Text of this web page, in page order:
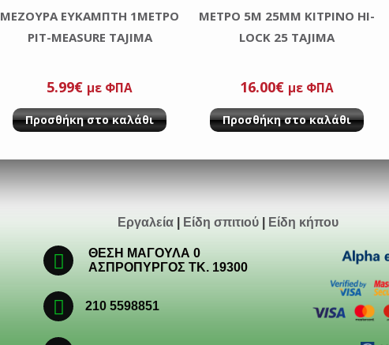
ΜΕΖΟΥΡΑ ΕΥΚΑΜΠΤΗ 1MΕΤΡΟ
PIT-MEASURE TAJIMA
5.99€ με ΦΠΑ
Προσθήκη στο καλάθι
MΕΤΡΟ 5M 25MM ΚΙΤΡΙΝΟ HI-
LOCK 25 TAJIMA
16.00€ με ΦΠΑ
Προσθήκη στο καλάθι
Εργαλεία Είδη σπιτιού Είδη κήπου
ΘΕΣΗ ΜΑΓΟΥΛΑ 0
ΑΣΠΡΟΠΥΡΓΟΣ ΤΚ. 19300
210 5598851